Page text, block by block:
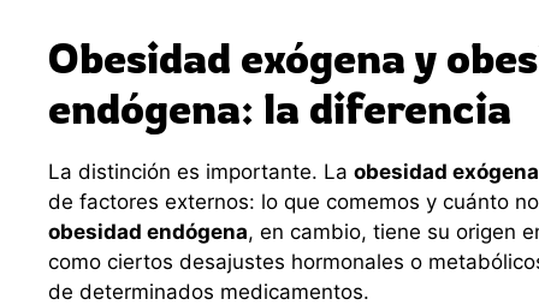
Obesidad exógena y
endógena: la diferencia
La distinción es importante. La obesidad exógena
de factores externos: lo que comemos y cuánto
obesidad endógena, en cambio, tiene su origen
como ciertos desajustes hormonales o
de determinados medicamentos.